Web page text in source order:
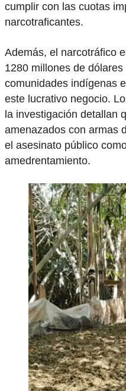
cumplir con las cuotas
narcotraficantes.
Además, el narcotráfico
1280 millones de
comunidades indígenas
este lucrativo negocio.
la investigación detallan
amenazados con armas
el asesinato público
amedrentamiento.